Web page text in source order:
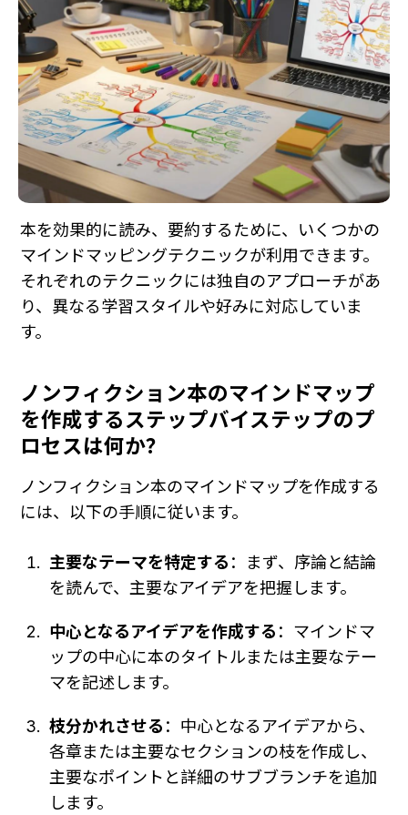
本を効果的に読み、要約するために、いくつかの
マインドマッピングテクニックが利用できます。
それぞれのテクニックには独自のアプローチがあ
り、異なる学習スタイルや好みに対応していま
す。
ノンフィクション本のマインドマップ
を作成するステップバイステップのプ
ロセスは何か？
ノンフィクション本のマインドマップを作成する
には、以下の手順に従います。
主要なテーマを特定する ：まず、序論と結論
を読んで、主要なアイデアを把握します。
中心となるアイデアを作成する ：マインドマ
ップの中心に本のタイトルまたは主要なテー
マを記述します。
枝分かれさせる ：中心となるアイデアから、
各章または主要なセクションの枝を作成し、
主要なポイントと詳細のサブブランチを追加
します。